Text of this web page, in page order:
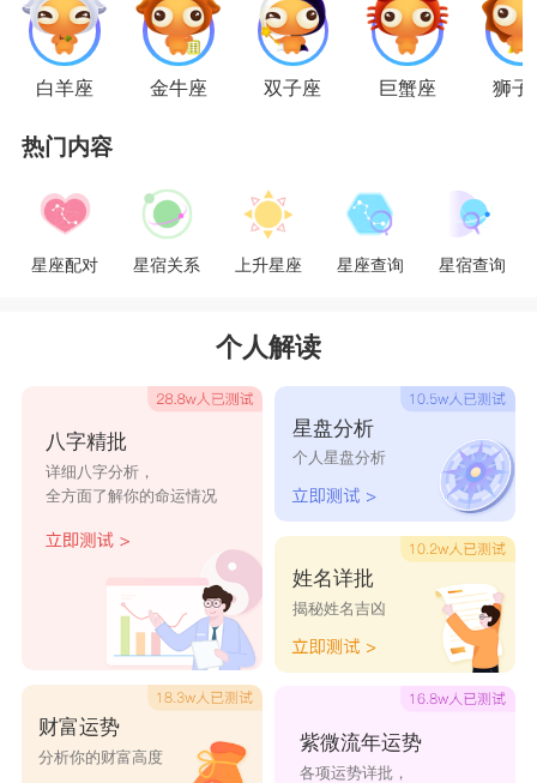
恋爱了，水瓶女依然会与自己的朋友接触，两者的
观点永远无法苟同。水瓶女与巨蟹男的配合度不是
星座乐原创文章，转载需注明出处
白羊座 金牛座 双子座 巨蟹座 狮子
热门内容
星座配对 星宿关系 上升星座 星座查询 星宿查询
个人解读
八字精批
详细八字分析，
全方面了解你的命运情况
财富运势
分析你的财富高度
星盘分析
个人星盘分析
姓名详批
揭秘姓名吉凶
紫微流年运势
各项运势详批，